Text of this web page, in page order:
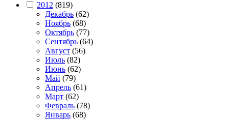
2012 (819)
Декабрь (62)
Ноябрь (68)
Октябрь (77)
Сентябрь (64)
Август (56)
Июль (82)
Июнь (62)
Май (79)
Апрель (61)
Март (62)
Февраль (78)
Январь (68)